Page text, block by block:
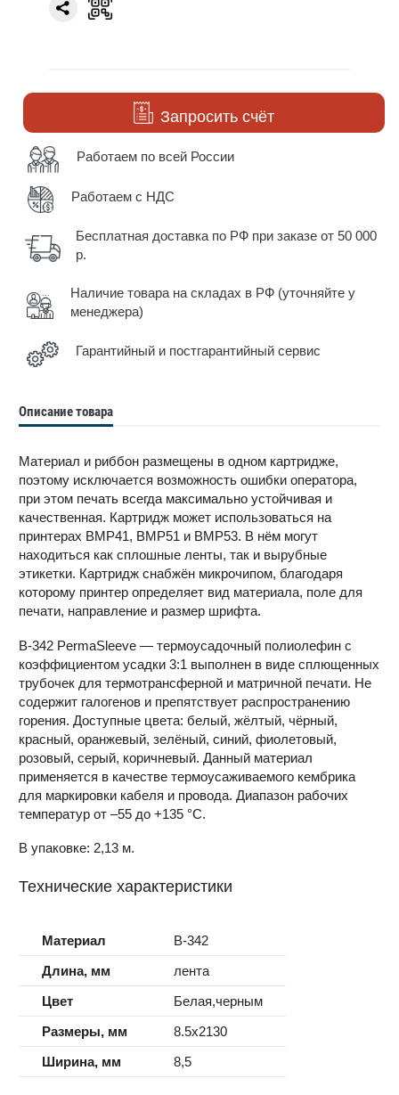
Запросить счёт
Работаем по всей России
Работаем с НДС
Бесплатная доставка по РФ при заказе от 50 000
р.
Наличие товара на складах в РФ (уточняйте у
менеджера)
Гарантийный и постгарантийный сервис
Описание товара
Материал и риббон размещены в одном картридже,
поэтому исключается возможность ошибки оператора,
при этом печать всегда максимально устойчивая и
качественная. Картридж может использоваться на
принтерах BMP41, BMP51 и BMP53. В нём могут
находиться как сплошные ленты, так и вырубные
этикетки. Картридж снабжён микрочипом, благодаря
которому принтер определяет вид материала, поле для
печати, направление и размер шрифта.
B-342 PermaSleeve — термоусадочный полиолефин с
коэффициентом усадки 3:1 выполнен в виде сплющенных
трубочек для термотрансферной и матричной печати. Не
содержит галогенов и препятствует распространению
горения. Доступные цвета: белый, жёлтый, чёрный,
красный, оранжевый, зелёный, синий, фиолетовый,
розовый, серый, коричневый. Данный материал
применяется в качестве термоусаживаемого кембрика
для маркировки кабеля и провода. Диапазон рабочих
температур от –55 до +135 °C.
В упаковке: 2,13 м.
Технические характеристики
Материал
B-342
Длина, мм
лента
Цвет
Белая,черным
Размеры, мм
8.5x2130
Ширина, мм
8,5